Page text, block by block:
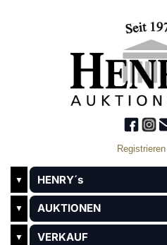
Registrieren
▼ HENRY´s
▼ AUKTIONEN
▼ VERKAUF